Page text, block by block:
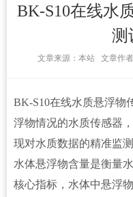
BK-S10在线水
测
文章来源： 本站 文章作
BK-S10在线水质悬浮物
浮物情况的水质传感器
现对水质数据的精准监测
水体悬浮物含量是衡量
核心指标，水体中悬浮